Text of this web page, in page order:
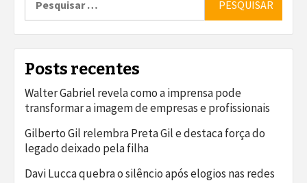
por:
Posts recentes
Walter Gabriel revela como a imprensa pode
transformar a imagem de empresas e profissionais
Gilberto Gil relembra Preta Gil e destaca força do
legado deixado pela filha
Davi Lucca quebra o silêncio após elogios nas redes